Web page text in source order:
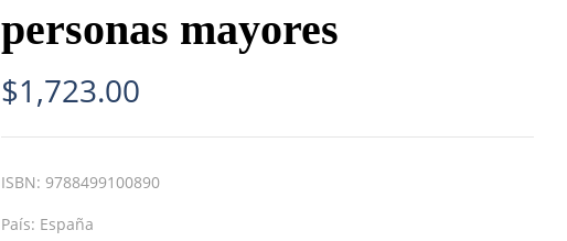
personas mayores
$1,723.00
ISBN: 9788499100890
País: España